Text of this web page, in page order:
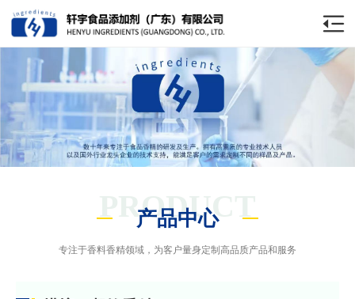
PRODUCT
产品中心
专注于香料香精领域，为客户量身定制高品质产品和服务